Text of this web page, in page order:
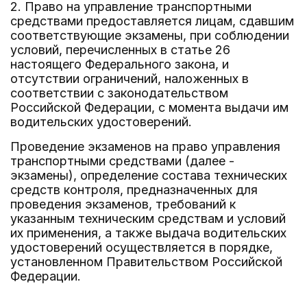
2. Право на управление транспортными
средствами предоставляется лицам, сдавшим
соответствующие экзамены, при соблюдении
условий, перечисленных в статье 26
настоящего Федерального закона, и
отсутствии ограничений, наложенных в
соответствии с законодательством
Российской Федерации, с момента выдачи им
водительских удостоверений.
Проведение экзаменов на право управления
транспортными средствами (далее -
экзамены), определение состава технических
средств контроля, предназначенных для
проведения экзаменов, требований к
указанным техническим средствам и условий
их применения, а также выдача водительских
удостоверений осуществляется в порядке,
установленном Правительством Российской
Федерации.